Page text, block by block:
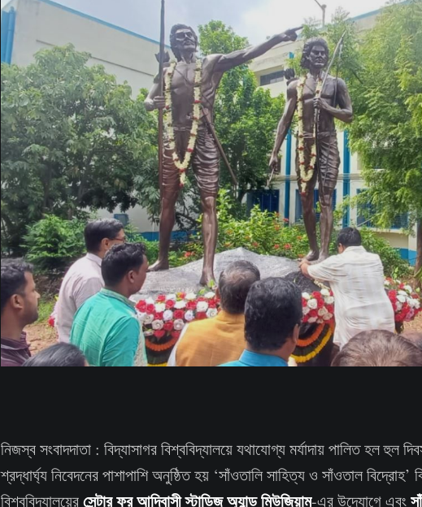
নিজস্ব সংবাদদাতা : বিদ্যাসাগর বিশ্ববিদ্যালয়ে যথাযোগ্য মর্যাদায় পালিত হল হুল
শ্রদ্ধার্ঘ্য নিবেদনের পাশাপাশি অনুষ্ঠিত হয় ‘সাঁওতালি সাহিত্য ও সাঁওতাল
বিশ্ববিদ্যালয়েরসেন্টার ফর আদিবাসী স্টাডিজ অ্যান্ড মিউজিয়াম-এর উদ্যোগে এবং